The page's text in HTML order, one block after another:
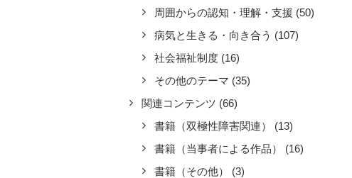
周囲からの認知・理解・支援 (50)
病気と生きる・向き合う (107)
社会福祉制度 (16)
その他のテーマ (35)
関連コンテンツ (66)
書籍（双極性障害関連）
(13)
書籍（当事者による作品）
(16)
書籍（その他）
(3)